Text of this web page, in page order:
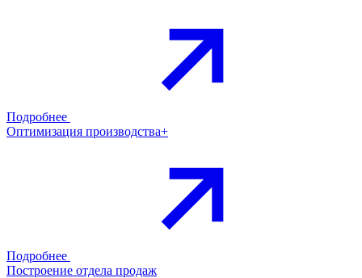
Подробнее
Оптимизация производства+
Подробнее
Построение отдела продаж